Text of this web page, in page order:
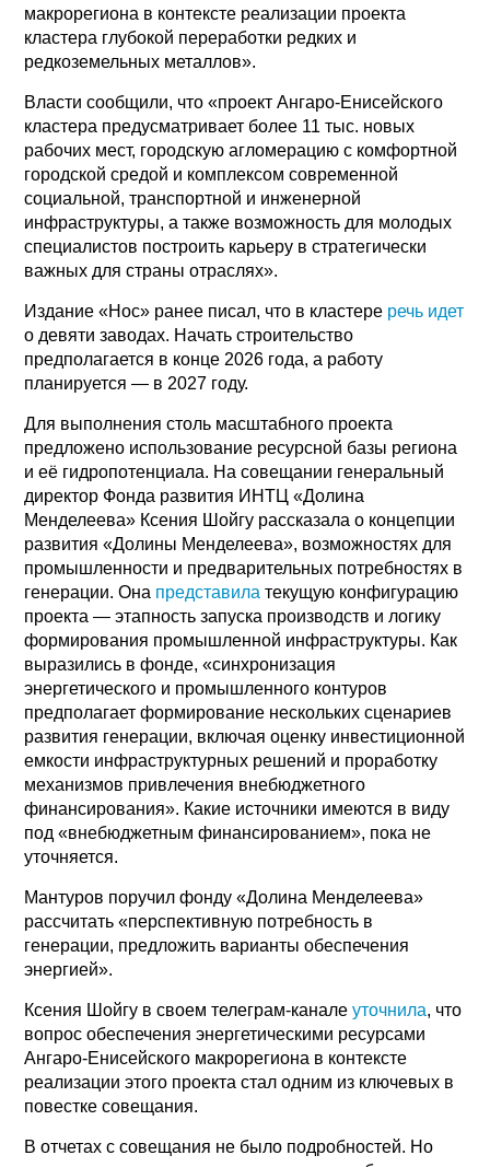
макрорегиона в контексте реализации проекта
кластера глубокой переработки редких и
редкоземельных металлов».
Власти сообщили, что «проект Ангаро-Енисейского
кластера предусматривает более 11 тыс. новых
рабочих мест, городскую агломерацию с комфортной
городской средой и комплексом современной
социальной, транспортной и инженерной
инфраструктуры, а также возможность для молодых
специалистов построить карьеру в стратегически
важных для страны отраслях».
Издание «Нос» ранее писал, что в кластере речь идет
о девяти заводах. Начать строительство
предполагается в конце 2026 года, а работу
планируется — в 2027 году.
Для выполнения столь масштабного проекта
предложено использование ресурсной базы региона
и её гидропотенциала. На совещании генеральный
директор Фонда развития ИНТЦ «Долина
Менделеева» Ксения Шойгу рассказала о концепции
развития «Долины Менделеева», возможностях для
промышленности и предварительных потребностях в
генерации. Она представила текущую конфигурацию
проекта — этапность запуска производств и логику
формирования промышленной инфраструктуры. Как
выразились в фонде, «синхронизация
энергетического и промышленного контуров
предполагает формирование нескольких сценариев
развития генерации, включая оценку инвестиционной
емкости инфраструктурных решений и проработку
механизмов привлечения внебюджетного
финансирования». Какие источники имеются в виду
под «внебюджетным финансированием», пока не
уточняется.
Мантуров поручил фонду «Долина Менделеева»
рассчитать «перспективную потребность в
генерации, предложить варианты обеспечения
энергией».
Ксения Шойгу в своем телеграм-каналеуточнила, что
вопрос обеспечения энергетическими ресурсами
Ангаро-Енисейского макрорегиона в контексте
реализации этого проекта стал одним из ключевых в
повестке совещания.
В отчетах с совещания не было подробностей. Но